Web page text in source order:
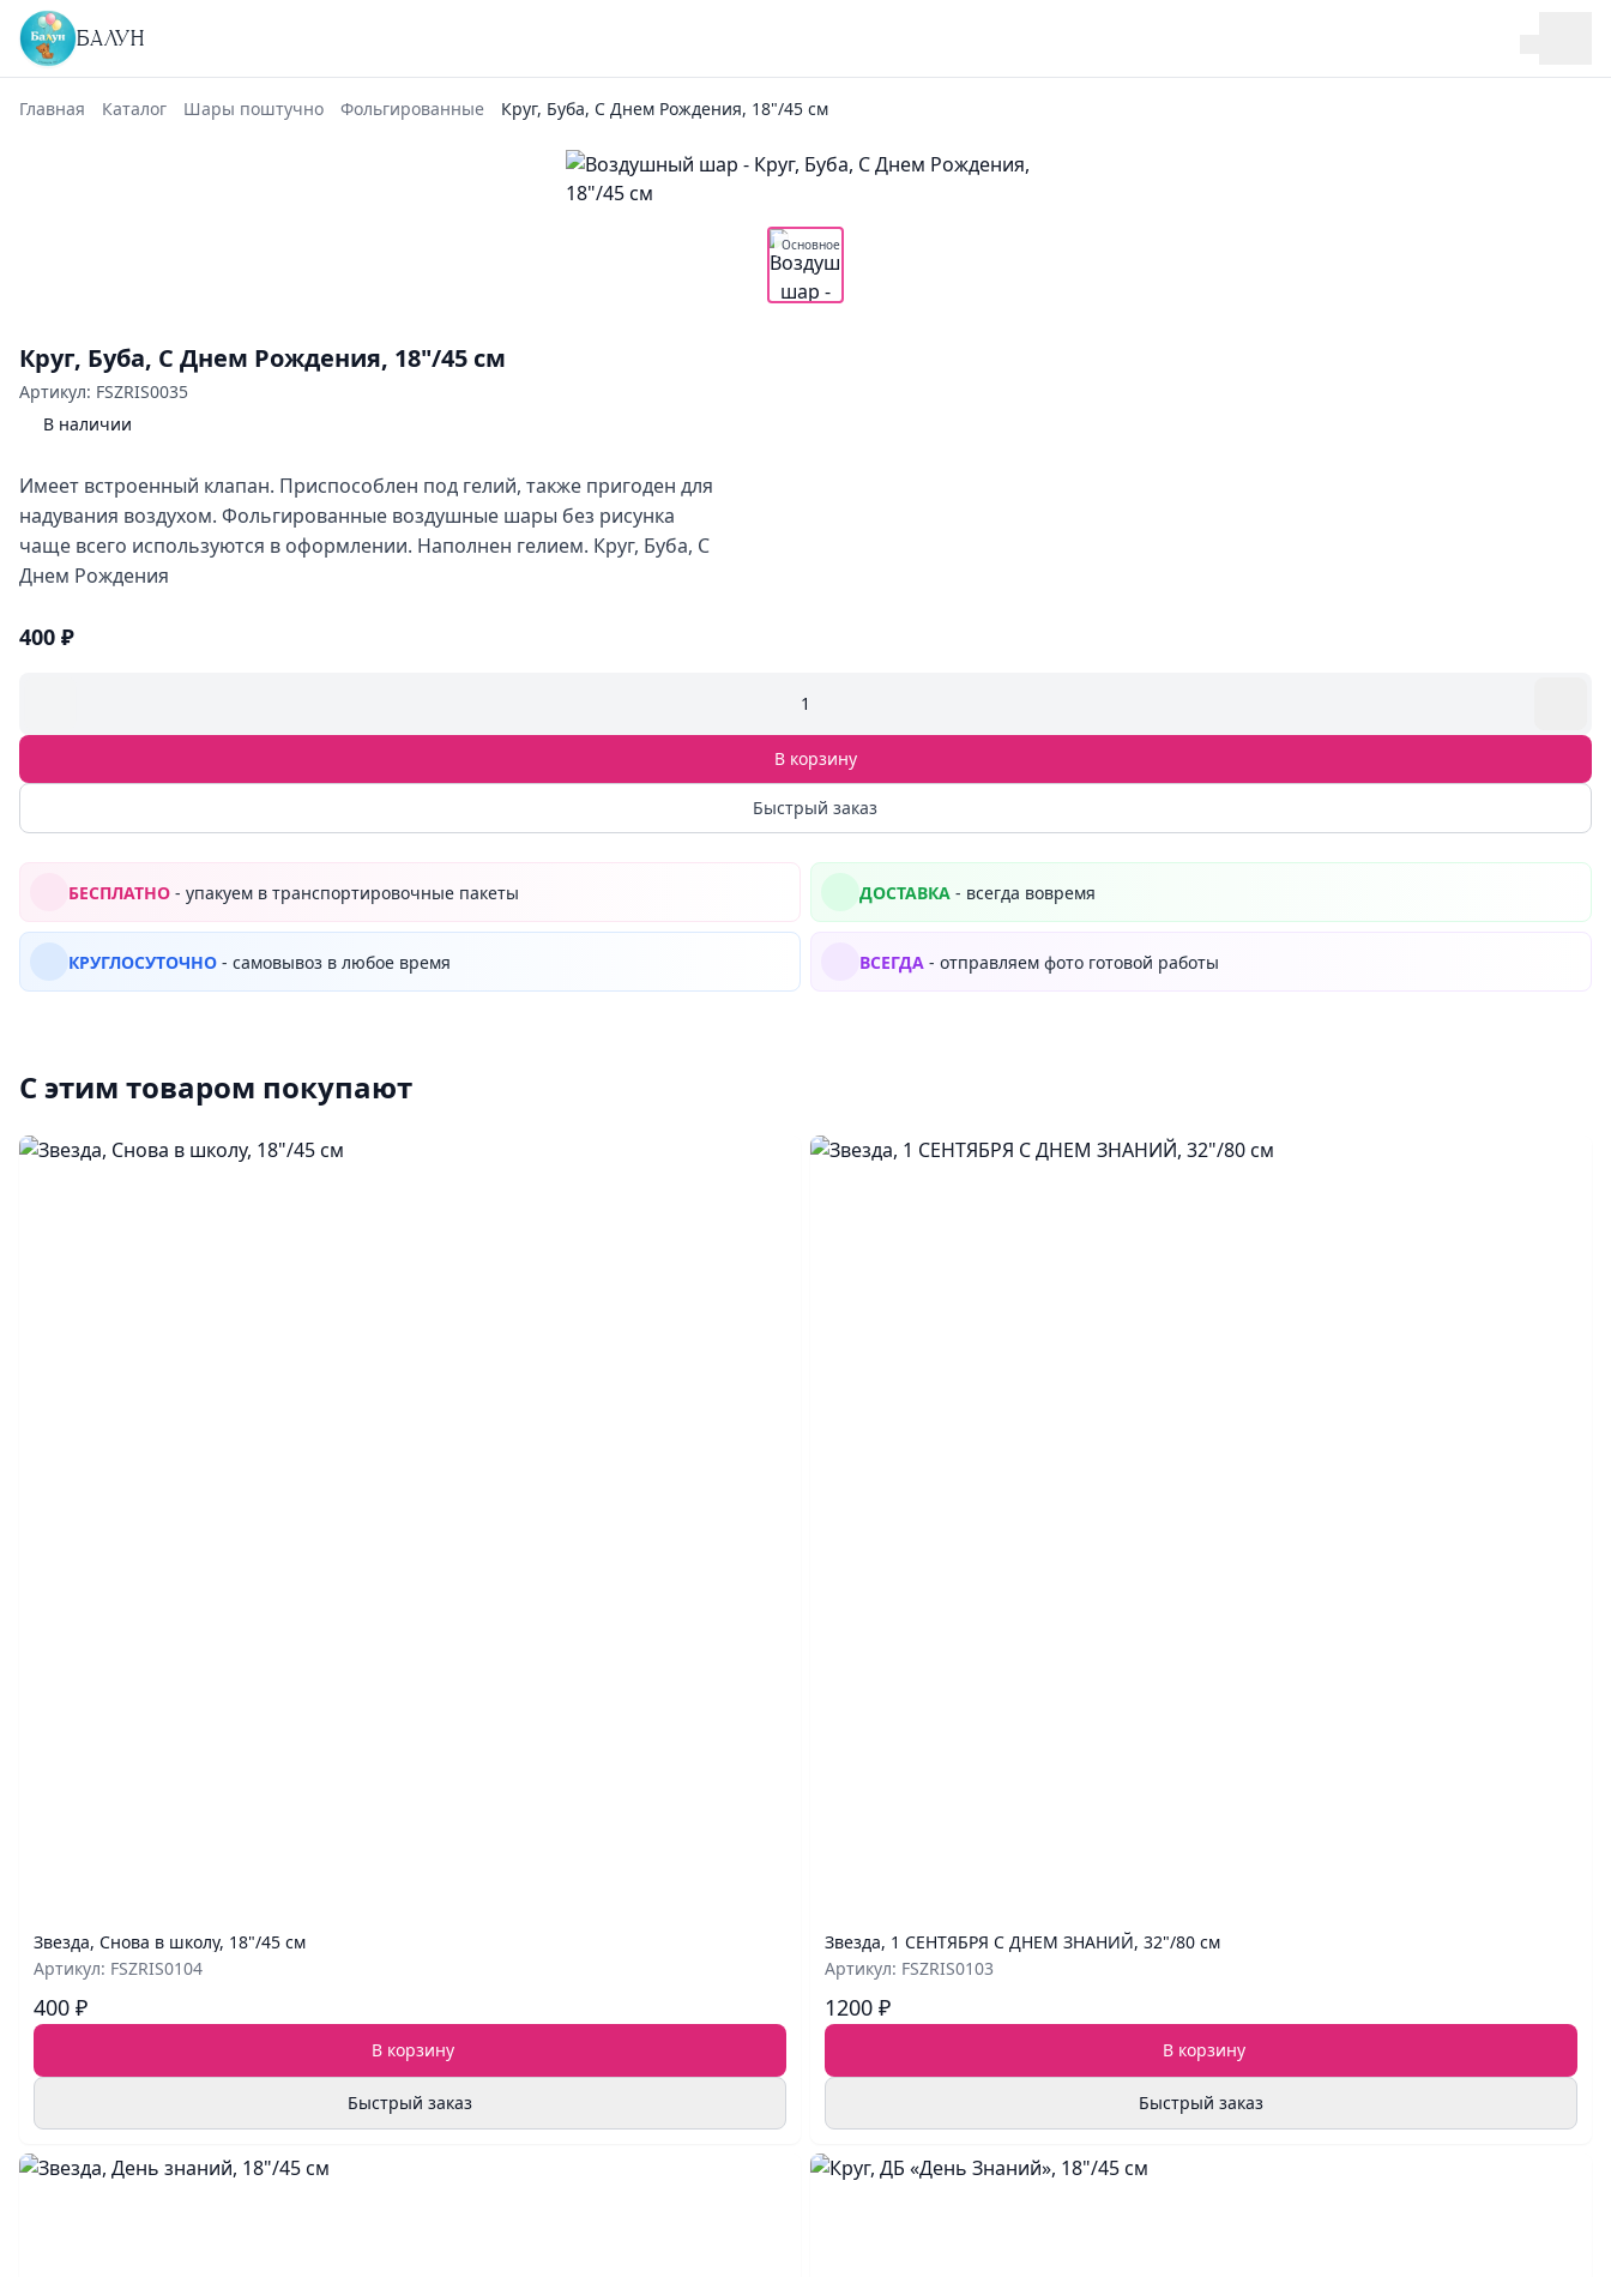
БАЛУН
Главная Каталог Шары поштучно Фольгированные Круг, Буба, С Днем Рождения, 18"/45 см
Основное
Круг, Буба, С Днем Рождения, 18"/45 см
Артикул: FSZRIS0035
В наличии
Имеет встроенный клапан. Приспособлен под гелий, также пригоден для
надувания воздухом. Фольгированные воздушные шары без рисунка
чаще всего используются в оформлении. Наполнен гелием. Круг, Буба, С
Днем Рождения
400 ₽
1
В корзину
Быстрый заказ
БЕСПЛАТНО - упакуем в транспортировочные пакеты ДОСТАВКА - всегда вовремя
КРУГЛОСУТОЧНО - самовывоз в любое время ВСЕГДА - отправляем фото готовой работы
С этим товаром покупают
Звезда, Снова в школу, 18"/45 см
Артикул: FSZRIS0104
400 ₽
В корзину
Быстрый заказ
Звезда, 1 СЕНТЯБРЯ С ДНЕМ ЗНАНИЙ, 32"/80 см
Артикул: FSZRIS0103
1200 ₽
В корзину
Быстрый заказ